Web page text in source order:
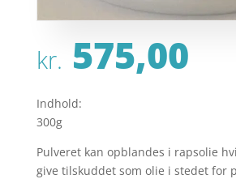
kr. 575,00
Indhold:
300g
Pulveret kan opblandes i rapsolie
give tilskuddet som olie i stedet for